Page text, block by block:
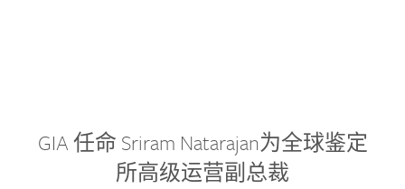
GIA 任命 Sriram Natarajan为全球鉴定
所高级运营副总裁